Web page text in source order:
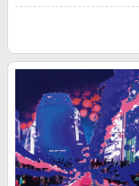
旅行・レジャー・ホ
生活・お役立ち
金融・マネー・保険
デジタルコンテンツ
ビジネス・その他サ
わくわく夏特集
Apple公式サイト×楽
Qoo10メガポ
Samsung ボーナスキ
週末の高還元 夏の長